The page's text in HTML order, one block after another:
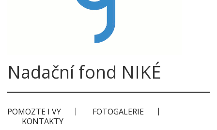
Nadační fond NIKÉ
POMOZTE I VY
FOTOGALERIE
KONTAKTY